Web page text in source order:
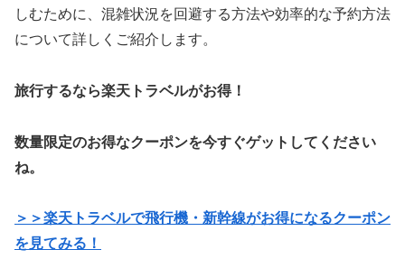
しむために、混雑状況を回避する方法や効率的な予約方法
について詳しくご紹介します。
旅行するなら楽天トラベルがお得！
数量限定のお得なクーポンを今すぐゲットしてください
ね。
＞＞楽天トラベルで飛行機・新幹線がお得になるクーポン
を見てみる！